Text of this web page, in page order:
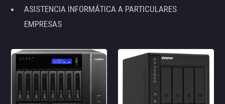
ASISTENCIA INFORMÁTICA A PARTICULARES
EMPRESAS